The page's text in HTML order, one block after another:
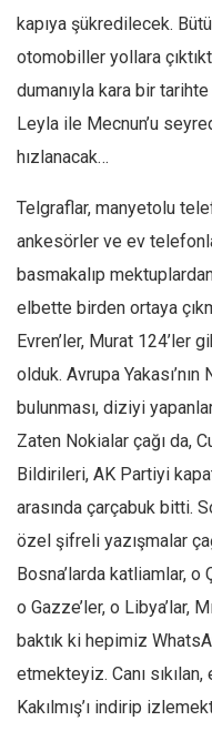
kapıya şükredilecek.
otomobiller yollara
dumanıyla kara bir
Leyla ile Mecnun’u
hızlanacak…
Telgraflar, manyetolu
ankesörler ve ev
basmakalıp
elbette birden ortaya
Evren’ler, Murat 124’ler
olduk. Avrupa
bulunması, diziyi
Zaten Nokialar çağı da,
Bildirileri, AK Partiyi
arasında çarçabuk bitti.
özel şifreli yazışmalar
Bosna’larda katliamlar, o
o Gazze’ler, o Libya’lar,
baktık ki hepimiz
etmekteyiz. Canı
Kakılmış’ı indirip